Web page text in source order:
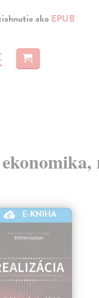
ako EPUB
E-KNIHA